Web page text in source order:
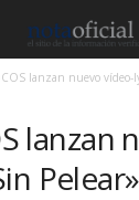
lanzan nuevo vídeo-
lanzan
Pelear»